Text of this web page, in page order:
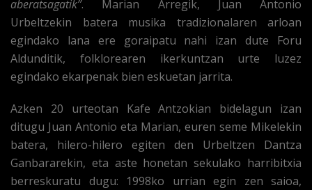
aberatsagatik”. Marian Arregik, Juan Antonio
Urbeltzekin batera musika tradizionalaren arloan
egindako lana ere goraipatu nahi izan dute Foru
Aldunditik, folklorearen ikerkuntzan urte luzez
egindako ekarpenak bien eskuetan jarrita.
Azken 20 urteotan Kafe Antzokian bidelagun izan
ditugu Juan Antonio eta Marian, euren seme Mikelekin
batera, hilero-hilero egiten den Urbeltzen Dantza
Ganbararekin, eta aste honetan sekulako harribitxia
berreskuratu dugu: 1998ko urrian egin zen saioa,